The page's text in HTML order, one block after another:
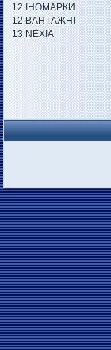
12 ІНОМАРКИ
12 ВАНТАЖНІ
13 NEXIA